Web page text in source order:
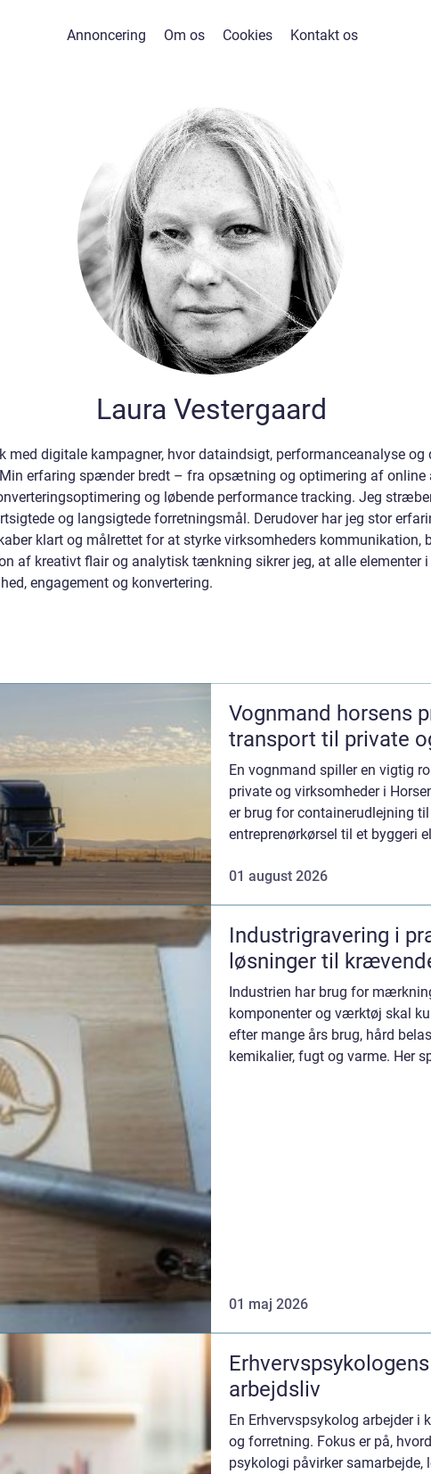
Annoncering Om os Cookies Kontakt os
Laura Vestergaard
med digitale kampagner, hvor dataindsigt, performanceanalyse
erfaring spænder bredt – fra opsætning og optimering af online
og løbende performance tracking. Jeg
og langsigtede forretningsmål. Derudover har jeg stor
klart og målrettet for at styrke virksomheders kommunikation,
af kreativt flair og analytisk tænkning sikrer jeg, at alle elementer
engagement og konvertering.
Vognmand horsens professionel
transport til private
En vognmand spiller en vigtig
private og virksomheder i
er brug for containerudlejning
entreprenørkørsel til et byggeri
01 august 2026
Industrigravering i
løsninger til
Industrien har brug for
komponenter og værktøj skal
efter mange års brug, hård
kemikalier, fugt og varme. Her
01 maj 2026
arbejdsliv
En Erhvervspsykolog arbejder i
og forretning. Fokus er på,
psykologi påvirker samarbejde,